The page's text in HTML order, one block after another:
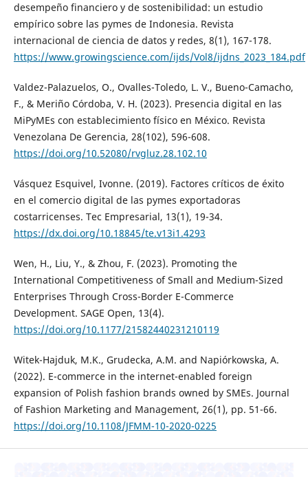
desempeño financiero y de sostenibilidad: un estudio
empírico sobre las pymes de Indonesia. Revista
internacional de ciencia de datos y redes, 8(1), 167-178.
https://www.growingscience.com/ijds/Vol8/ijdns_2023_184.pdf
Valdez-Palazuelos, O., Ovalles-Toledo, L. V., Bueno-Camacho,
F., & Meriño Córdoba, V. H. (2023). Presencia digital en las
MiPyMEs con establecimiento físico en México. Revista
Venezolana De Gerencia, 28(102), 596-608.
https://doi.org/10.52080/rvgluz.28.102.10
Vásquez Esquivel, Ivonne. (2019). Factores críticos de éxito
en el comercio digital de las pymes exportadoras
costarricenses. Tec Empresarial, 13(1), 19-34.
https://dx.doi.org/10.18845/te.v13i1.4293
Wen, H., Liu, Y., & Zhou, F. (2023). Promoting the
International Competitiveness of Small and Medium-Sized
Enterprises Through Cross-Border E-Commerce
Development. SAGE Open, 13(4).
https://doi.org/10.1177/21582440231210119
Witek-Hajduk, M.K., Grudecka, A.M. and Napiórkowska, A.
(2022). E-commerce in the internet-enabled foreign
expansion of Polish fashion brands owned by SMEs. Journal
of Fashion Marketing and Management, 26(1), pp. 51-66.
https://doi.org/10.1108/JFMM-10-2020-0225